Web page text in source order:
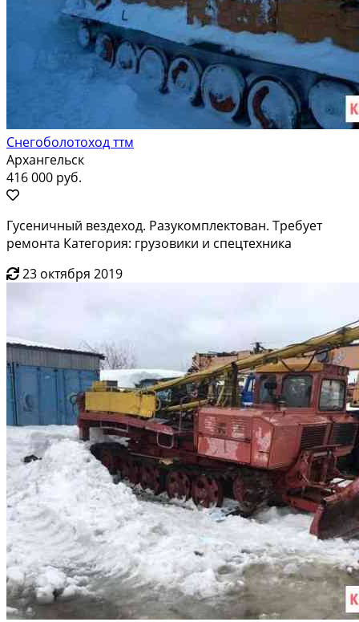
Снегоболотоход ттм
Архангельск
416 000 руб.
Гусеничный вездеход. Разукомплектован. Требует
ремонта Категория: грузовики и спецтехника
23 октября 2019